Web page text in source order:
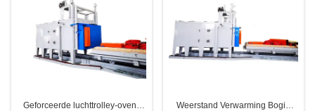
Geforceerde luchttrolley-ovens
Weerstand Verwarming Bogie